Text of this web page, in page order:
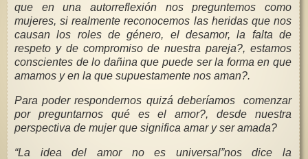
que en una autorreflexión nos preguntemos como
mujeres, si realmente reconocemos las heridas que nos
causan los roles de género, el desamor, la falta de
respeto y de compromiso de nuestra pareja?, estamos
conscientes de lo dañina que puede ser la forma en que
amamos y en la que supuestamente nos aman?.
Para poder respondernos quizá deberíamos comenzar
por preguntarnos qué es el amor?, desde nuestra
perspectiva de mujer que significa amar y ser amada?
“La idea del amor no es universal”nos dice la